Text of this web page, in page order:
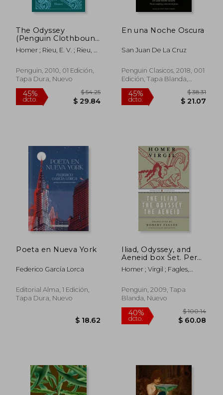
The Odyssey
(Penguin Clothbound
Classics) (en Inglés)
Homer ; Rieu, E. V. ; Rieu, D.
Penguin, 2010, 01 Edición,
Tapa Dura, Nuevo
45%
dcto. $ 29.84
En una Noche Oscura
San Juan De La Cruz
Penguin Clasicos, 2018, 001
Edición, Tapa Blanda,
Nuevo
45%
dcto.
Poeta en Nueva York
Federico García Lorca
Editorial Alma, 1 Edición,
Tapa Dura, Nuevo
Iliad, Odyssey, and
Aeneid box Set. Per
le Scuole Superiori
(en Inglés)
Homer ; Virgil ; Fagles,
Penguin, 2009, Tapa
Blanda, Nuevo